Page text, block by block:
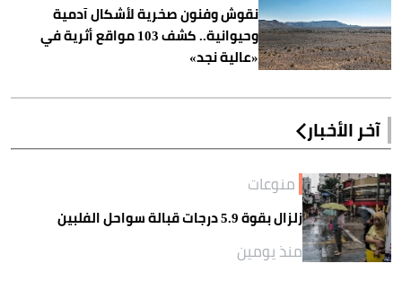
نقوش وفنون صخرية لأشكال آدمية
وحيوانية.. كشف 103 مواقع أثرية في
«عالية نجد»
آخر الأخبار
منوعات
زلزال بقوة 5.9 درجات قبالة سواحل الفلبين
منذ يومين